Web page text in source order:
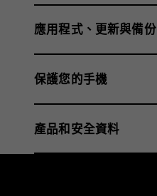
應用程式、更新與備份
保護您的手機
產品和安全資料